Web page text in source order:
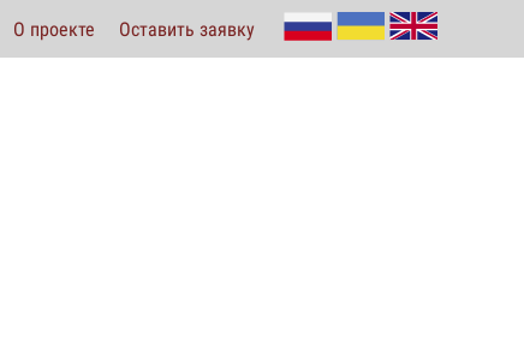
О проекте Оставить заявку